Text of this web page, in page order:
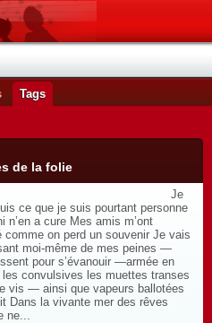
Tags
de la folie
ce que je suis pourtant personne
n’en a cure Mes amis m’ont
comme on perd un souvenir Je vais
moi-même de mes peines —
pour s’évanouir —armée en
les convulsives les muettes transes
vis — ainsi que vapeurs ballotées
Dans la vivante mer des rêves
ne...